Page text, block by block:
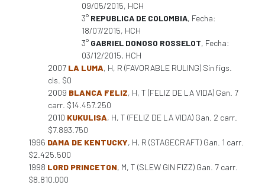
09/05/2015, HCH
3° REPUBLICA DE COLOMBIA, Fecha:
18/07/2015, HCH
3° GABRIEL DONOSO ROSSELOT, Fecha:
03/12/2015, HCH
2007 LA LUMA, H, R (FAVORABLE RULING) Sin figs.
cls. $0
2009 BLANCA FELIZ, H, T (FELIZ DE LA VIDA) Gan. 7
carr. $14.457.250
2010 KUKULISA, H, T (FELIZ DE LA VIDA) Gan. 2 carr.
$7.893.750
1996 DAMA DE KENTUCKY, H, R (STAGECRAFT) Gan. 1 carr.
$2.425.500
1998 LORD PRINCETON, M, T (SLEW GIN FIZZ) Gan. 7 carr.
$8.810.000